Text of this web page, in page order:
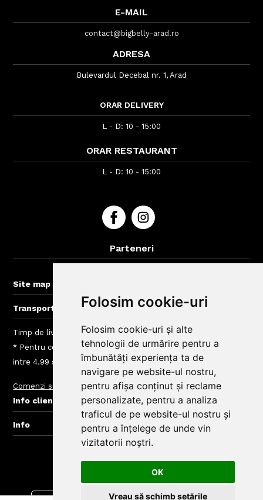
Folosim cookie-uri
Folosim cookie-uri și alte
tehnologii de urmărire pentru a
îmbunătăți experiența ta de
navigare pe website-ul nostru,
pentru afișa conținut și reclame
personalizate, pentru a analiza
traficul de pe website-ul nostru și
pentru a înțelege de unde vin
vizitatorii noștri.
OK
Vreau să schimb setările
E-MAIL
contact@bigbelly-arad.ro
ADRESA
Bulevardul Decebal nr. 1, Arad
ORAR DELIVERY
L - D: 10 - 15:00
ORAR RESTAURANT
L - D: 10 - 15:00
Parteneri
Site map
Transport gratuit la comenzi > 50 lei
Timp de livrare mancare Arad: intre 40 - 120 min
* Pentru comenzi mai mici de 50 Lei taxele de livrare sunt
intre 4.99 si 10 Lei, depinde de zona de livrare
Comenzi si livrare Taxe Zone de Livrare Comenzi Mancare
Info clienti BigBelly
Info